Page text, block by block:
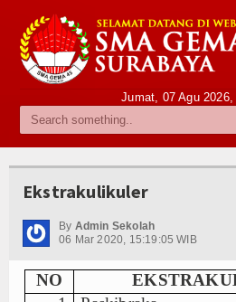
Profile
Sambutan Kepala Sekolah
Sejarah Singkat
Visi dan Misi
Struktur Organisasi
Jumat, 07 Agu 2026,
Ekstrakulikuler
By Admin Sekolah
06 Mar 2020, 15:19:05 WIB
NO